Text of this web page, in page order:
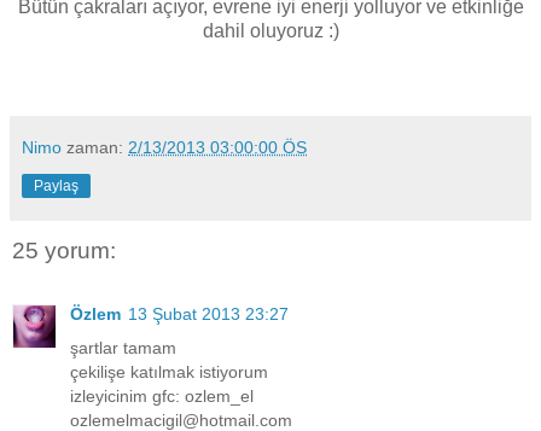
Bütün çakraları açıyor, evrene iyi enerji yolluyor ve etkinliğe
dahil oluyoruz :)
Nimo zaman: 2/13/2013 03:00:00 ÖS
Paylaş
25 yorum:
Özlem 13 Şubat 2013 23:27
şartlar tamam
çekilişe katılmak istiyorum
izleyicinim gfc: ozlem_el
ozlemelmacigil@hotmail.com